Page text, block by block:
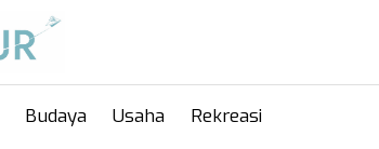
Budaya Usaha Rekreasi